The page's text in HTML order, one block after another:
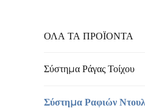
ΟΛΑ ΤΑ ΠΡΟΪΟΝΤΑ
Σύστημα Ράγας Τοίχου
Σύστημα Ραφιών